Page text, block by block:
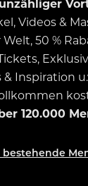
Videos &
50 %
Inspiration
120.000
bestehende